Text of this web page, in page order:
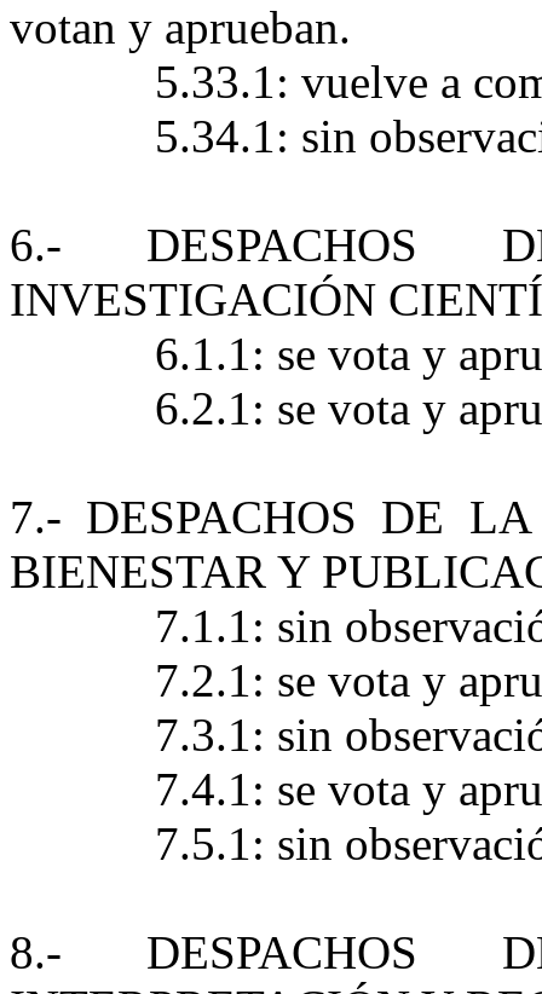
votan y aprueban.
5.33.1: vuelve a
5.34.1: sin
6.- DESPACHOS
INVESTIGACIÓN
6.1.1: se vota y
6.2.1: se vota y
7.- DESPACHOS DE
BIENESTAR Y
7.1.1: sin
7.2.1: se vota y
7.3.1: sin
7.4.1: se vota y
7.5.1: sin
8.- DESPACHOS